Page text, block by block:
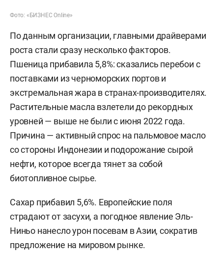
Фото: «БИЗНЕС Online»
По данным организации, главными драйверами
роста стали сразу несколько факторов.
Пшеница прибавила 5,8%: сказались перебои с
поставками из черноморских портов и
экстремальная жара в странах-производителях.
Растительные масла взлетели до рекордных
уровней — выше не были с июня 2022 года.
Причина — активный спрос на пальмовое масло
со стороны Индонезии и подорожание сырой
нефти, которое всегда тянет за собой
биотопливное сырье.
Сахар прибавил 5,6%. Европейские поля
страдают от засухи, а погодное явление Эль-
Ниньо нанесло урон посевам в Азии, сократив
предложение на мировом рынке.